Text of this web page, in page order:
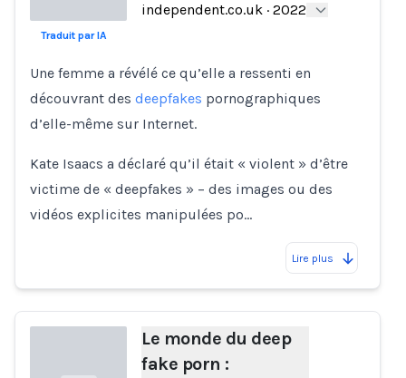
independent.co.uk · 2022
Traduit par IA
Une femme a révélé ce qu’elle a ressenti en
découvrant des deepfakes pornographiques
d’elle-même sur Internet.
Kate Isaacs a déclaré qu’il était « violent » d’être
victime de « deepfakes » – des images ou des
vidéos explicites manipulées po…
Lire plus
Le monde du deep
fake porn :